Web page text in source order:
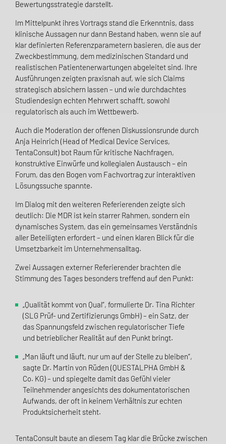
Bewertungsstrategie darstellt.
Im Mittelpunkt ihres Vortrags stand die Erkenntnis, dass
klinische Aussagen nur dann Bestand haben, wenn sie auf
klar definierten Referenzparametern basieren, die aus der
Zweckbestimmung, dem medizinischen Standard und
realistischen Patientenerwartungen abgeleitet sind. Ihre
Ausführungen zeigten praxisnah auf, wie sich Claims
strategisch absichern lassen – und wie durchdachtes
Studiendesign echten Mehrwert schafft, sowohl
regulatorisch als auch im Wettbewerb.
Auch die Moderation der offenen Diskussionsrunde durch
Anja Heinrich (Head of Medical Device Services,
TentaConsult) bot Raum für kritische Nachfragen,
konstruktive Einwürfe und kollegialen Austausch – ein
Forum, das den Bogen vom Fachvortrag zur interaktiven
Lösungssuche spannte.
Im Dialog mit den weiteren Referierenden zeigte sich
deutlich: Die MDR ist kein starrer Rahmen, sondern ein
dynamisches System, das ein gemeinsames Verständnis
aller Beteiligten erfordert – und einen klaren Blick für die
Umsetzbarkeit im Unternehmensalltag.
Zwei Aussagen externer Referierender brachten die
Stimmung des Tages besonders treffend auf den Punkt:
„Qualität kommt von Qual“, formulierte Dr. Tina Richter
(SLG Prüf- und Zertifizierungs GmbH) – ein Satz, der
das Spannungsfeld zwischen regulatorischer Tiefe
und betrieblicher Realität auf den Punkt bringt.
„Man läuft und läuft, nur um auf der Stelle zu bleiben“,
sagte Dr. Martin von Rüden (QUESTALPHA GmbH &
Co. KG) – und spiegelte damit das Gefühl vieler
Teilnehmender angesichts des dokumentatorischen
Aufwands, der oft in keinem Verhältnis zur echten
Produktsicherheit steht.
TentaConsult baute an diesem Tag klar die Brücke zwischen